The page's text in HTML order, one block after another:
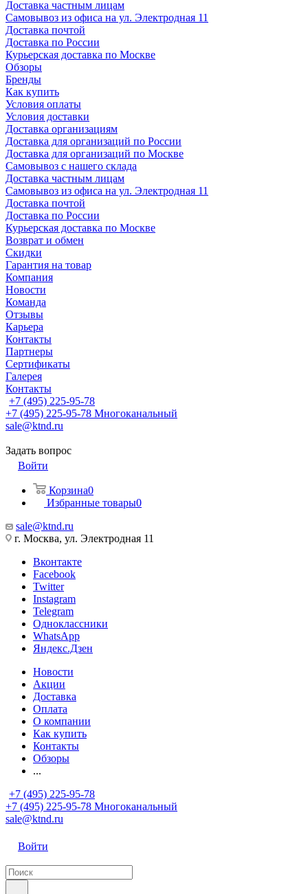
Доставка частным лицам
Самовывоз из офиса на ул. Электродная 11
Доставка почтой
Доставка по России
Курьерская доставка по Москве
Обзоры
Бренды
Как купить
Условия оплаты
Условия доставки
Доставка организациям
Доставка для организаций по России
Доставка для организаций по Москве
Самовывоз с нашего склада
Доставка частным лицам
Самовывоз из офиса на ул. Электродная 11
Доставка почтой
Доставка по России
Курьерская доставка по Москве
Возврат и обмен
Скидки
Гарантия на товар
Компания
Новости
Команда
Отзывы
Карьера
Контакты
Партнеры
Сертификаты
Галерея
Контакты
+7 (495) 225-95-78
+7 (495) 225-95-78 Многоканальный
sale@ktnd.ru
Задать вопрос
Войти
Корзина0
Избранные товары0
sale@ktnd.ru
г. Москва, ул. Электродная 11
Вконтакте
Facebook
Twitter
Instagram
Telegram
Одноклассники
WhatsApp
Яндекс.Дзен
Новости
Акции
Доставка
Оплата
О компании
Как купить
Контакты
Обзоры
...
+7 (495) 225-95-78
+7 (495) 225-95-78 Многоканальный
sale@ktnd.ru
Войти